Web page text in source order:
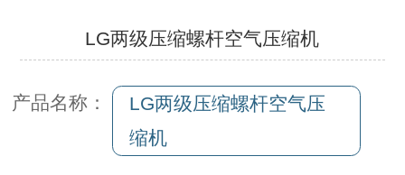
LG两级压缩螺杆空气压缩机
产品名称：
LG两级压缩螺杆空气压
缩机